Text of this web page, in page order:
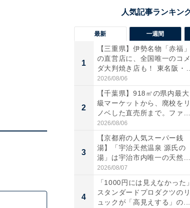
最新 一週間
1
【三重県】伊勢名物「赤福」
の直営店に、全国唯一のコメ
ダ大判焼き店も！ 東名阪・
伊...
2026/08/06
2
【千葉県】918㎡の県内最大
級マーケットから、廃校をリ
ノベした直売所まで。ファ
ー...
2026/08/06
3
【京都府の人気スーパー銭
湯】「宇治天然温泉 源氏の
湯」は宇治市内唯一の天然温
泉と...
2026/08/07
4
「1000円には見えなかった」
スタンダードプロダクツのリ
ュックが「高見えする」の...